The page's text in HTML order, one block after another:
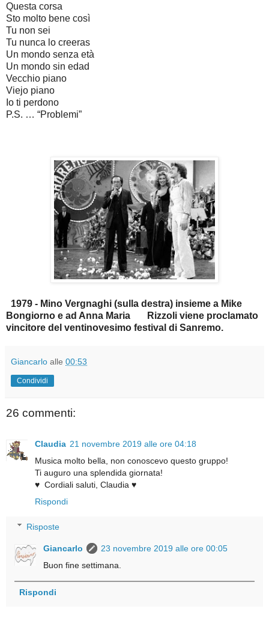
Questa corsa
Sto molto bene così
Tu non sei
Tu nunca lo creeras
Un mondo senza età
Un mondo sin edad
Vecchio piano
Viejo piano
Io ti perdono
P.S. … “Problemi”
1979 - Mino Vergnaghi (sulla destra) insieme a Mike
Bongiorno e ad Anna Maria Rizzoli viene proclamato
vincitore del ventinovesimo festival di Sanremo.
Giancarlo alle 00:53
Condividi
26 commenti:
Claudia 21 novembre 2019 alle ore 04:18
Musica molto bella, non conoscevo questo gruppo!
Ti auguro una splendida giornata!
♥ ️ Cordiali saluti, Claudia ♥ ️
Rispondi
Risposte
Giancarlo
23 novembre 2019 alle ore 00:05
Buon fine settimana.
Rispondi